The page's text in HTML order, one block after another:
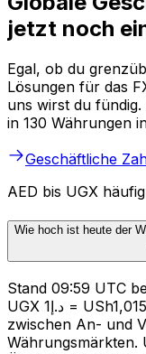
jetzt noch
Egal, ob du
Lösungen für das
uns wirst du
in 130 Währungen
Geschäftliche
AED bis UGX
Wie hoch ist heute der
Stand 09:59 UTC
UGX د.إ1 = USh1,015.59. Der Mittelkurs ist der Mittelwert
zwischen An- und
Währungsmärkten.